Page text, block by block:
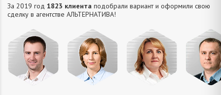
За 2019 год 1823 клиента подобрали вариант и оформили свою
сделку в агентстве АЛЬТЕРНАТИВA!